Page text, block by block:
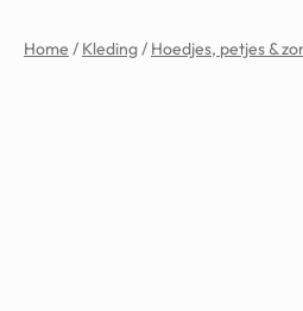
Home / Kleding/ Hoedjes, petjes &